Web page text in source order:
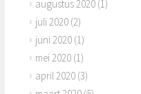
augustus 2020 (1)
juli 2020 (2)
juni 2020 (1)
mei 2020 (1)
april 2020 (3)